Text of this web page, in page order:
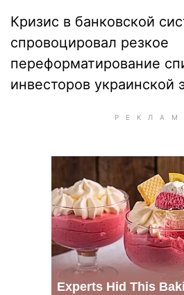
Кризис в банковской
спровоцировал резкое
переформатирование
инвесторов украинской